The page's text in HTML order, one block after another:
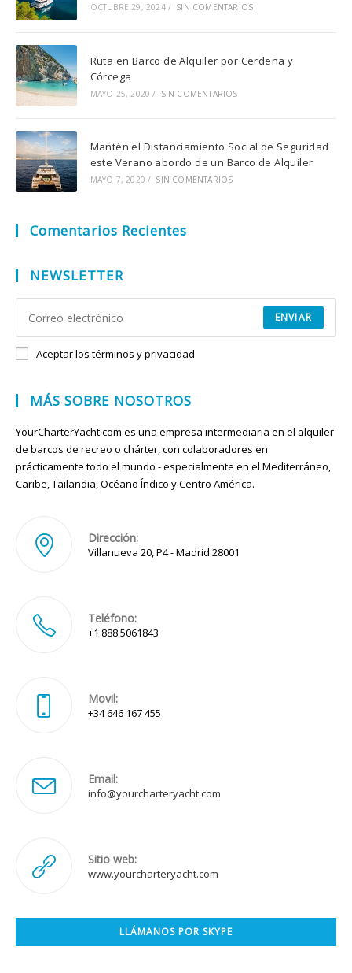
OCTUBRE 29, 2024 / SIN COMENTARIOS
Ruta en Barco de Alquiler por Cerdeña y
Córcega
MAYO 25, 2020 / SIN COMENTARIOS
Mantén el Distanciamiento Social de Seguridad
este Verano abordo de un Barco de Alquiler
MAYO 7, 2020 / SIN COMENTARIOS
Comentarios Recientes
NEWSLETTER
ENVIAR
Aceptar los términos y privacidad
MÁS SOBRE NOSOTROS
YourCharterYacht.com es una empresa intermediaria en el alquiler
de barcos de recreo o chárter, con colaboradores en
prácticamente todo el mundo - especialmente en el Mediterráneo,
Caribe, Tailandia, Océano Índico y Centro América.
Dirección:
Villanueva 20, P4 - Madrid 28001
Teléfono:
+1 888 5061843
Movil:
+34 646 167 455
Email:
info@yourcharteryacht.com
Sitio web:
www.yourcharteryacht.com
LLÁMANOS POR SKYPE